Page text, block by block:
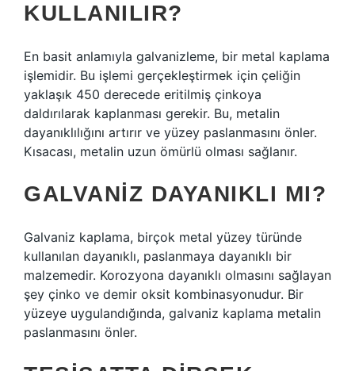
KULLANILIR?
En basit anlamıyla galvanizleme, bir metal kaplama
işlemidir. Bu işlemi gerçekleştirmek için çeliğin
yaklaşık 450 derecede eritilmiş çinkoya
daldırılarak kaplanması gerekir. Bu, metalin
dayanıklılığını artırır ve yüzey paslanmasını önler.
Kısacası, metalin uzun ömürlü olması sağlanır.
GALVANIZ DAYANIKLI MI?
Galvaniz kaplama, birçok metal yüzey türünde
kullanılan dayanıklı, paslanmaya dayanıklı bir
malzemedir. Korozyona dayanıklı olmasını sağlayan
şey çinko ve demir oksit kombinasyonudur. Bir
yüzeye uygulandığında, galvaniz kaplama metalin
paslanmasını önler.